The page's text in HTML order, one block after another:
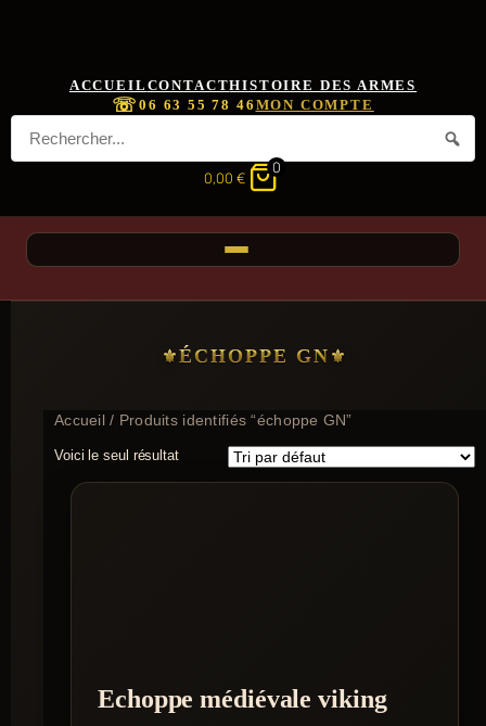
ACCUEIL CONTACTHISTOIRE DES ARMES
☏06 63 55 78 46 MON COMPTE
0,00 €
0
ÉCHOPPE GN
Accueil/ Produits identifiés “échoppe GN”
Voici le seul résultat
Echoppe médiévale viking